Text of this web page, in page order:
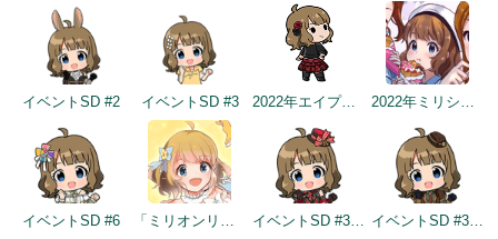
イベントSD #2 イベントSD #3 2022年エイプリルフールネタ 2022年ミリシタ5周年カウントダウン（3日前）
イベントSD #6 「ミリオンリンケージ 天色のアステリズム編」開催記念 イベントSD #330 イベントSD #399